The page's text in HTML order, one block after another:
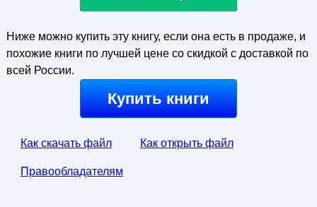
Ниже можно купить эту книгу, если она есть в продаже, и
похожие книги по лучшей цене со скидкой с доставкой по
всей России.
Купить книги
Как скачать файл Как открыть файл
Правообладателям